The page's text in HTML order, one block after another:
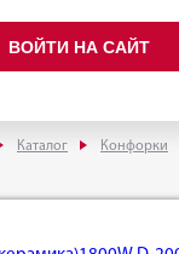
ВОЙТИ НА САЙТ
Каталог
Конфорки